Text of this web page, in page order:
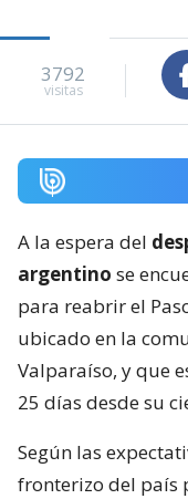
3792
visitas
A la espera del
argentino se
para reabrir el
ubicado en la
Valparaíso, y que
25 días desde su
Según las
fronterizo del país